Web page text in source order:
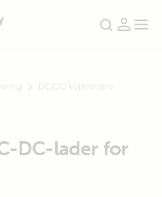
DC/DC konvertere
DC-lader for